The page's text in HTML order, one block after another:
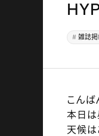
雑誌掲
こんば
本日は
天候